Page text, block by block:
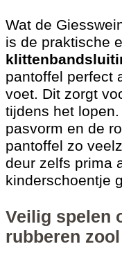
Wat de
is de praktische
pantoffel perfect
voet. Dit zorgt
tijdens het
pasvorm en de
pantoffel zo
deur zelfs prima
kinderschoentje
Veilig spelen
rubberen zool